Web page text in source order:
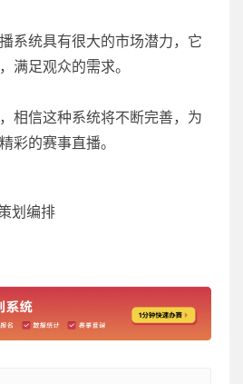
系统具有很大的市场潜力，它
满足观众的需求。
相信这种系统将不断完善，为
彩的赛事直播。
划编排